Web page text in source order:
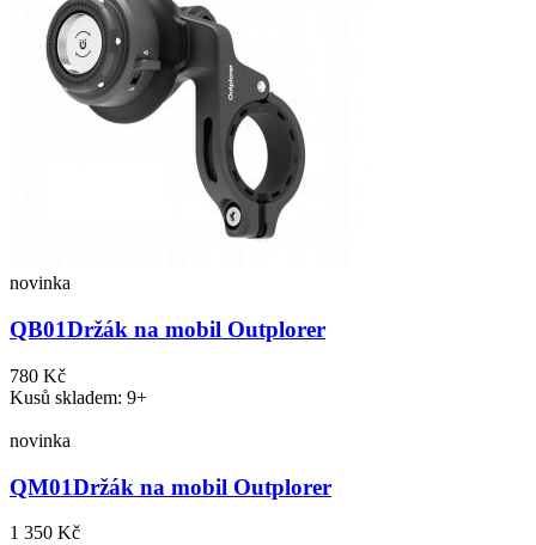
novinka
QB01Držák na mobil Outplorer
780 Kč
Kusů skladem: 9+
novinka
QM01Držák na mobil Outplorer
1 350 Kč